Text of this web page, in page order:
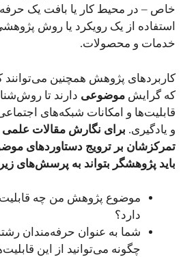
خاص – در محیط کار یا بافت یک
استفاده از یک رویکرد یا روش
خدمات و محصولات.
کاربردهای پژوهش همچنین می‌توانند
که گرایش موضوعی دارند تا
قابلیت‌ها و امکانات شبکه‌های
و یادگیری. برای نگارش مقالات علمی
تمرکزشان بر ترویج دستاوردهای
باید پژوهشگر بتواند به پرسش‌های
موضوع پژوهش من چه
دارد؟
شما به عنوان حرفه‌مندان
چگونه می‌توانید از این